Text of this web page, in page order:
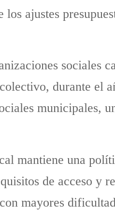
ajustes
sociales
durante el
municipales,
mantiene una
de acceso y
mayores